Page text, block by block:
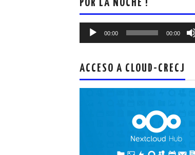
POR LA NOCHE !
Reproductor
de
00:00 00:00
ACCESO A CLOUD-CRECJ